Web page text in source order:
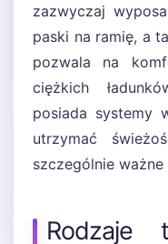
zazwyczaj
paski na ramię, a
pozwala na
ciężkich
posiada systemy
utrzymać
szczególnie
Rodzaje